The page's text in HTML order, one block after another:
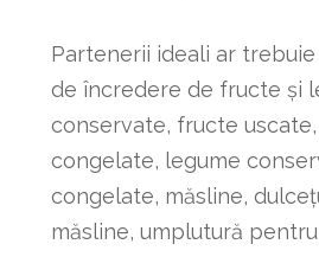
Partenerii ideali ar
de încredere de fructe și
conservate, fructe
congelate, legume
congelate, măsline,
măsline, umplutură